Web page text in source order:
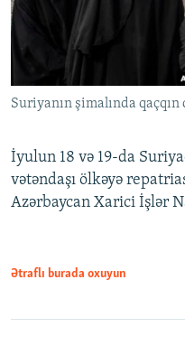
Suriyanın şimalında
İyulun 18 və 19-da
vətəndaşı ölkəyə
Azərbaycan Xarici İşlər
Ətraflı burada oxuyun